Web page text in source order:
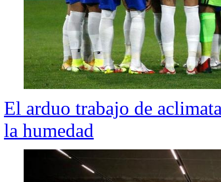
El arduo trabajo de
la humedad